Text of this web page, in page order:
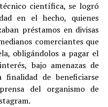
científica, se logró
en el hecho, quienes
préstamos en divisas
comerciantes que
obligándolos a pagar el
bajo amenazas de
de beneficiarse
del organismo de